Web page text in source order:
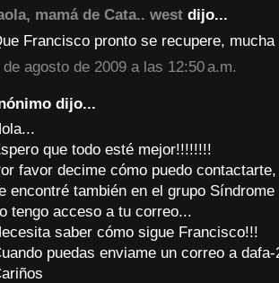
mamá de Cata.. west dijo...
Francisco pronto se recupere,
de agosto de 2009 a las 12:50 a.m.
dijo...
que todo esté mejor!!!!!!!!
favor decime cómo puedo
encontré también en el grupo
tengo acceso a tu correo...
saber cómo sigue Francisco!!!
puedas enviame un correo a